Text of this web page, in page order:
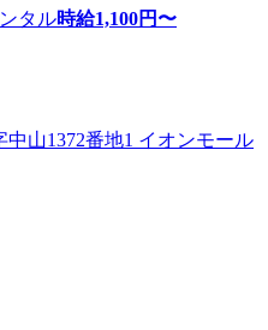
タル時給1,100円〜
山1372番地1 イオンモール